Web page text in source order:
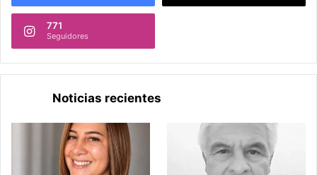
771
Seguidores
Noticias recientes